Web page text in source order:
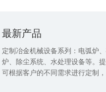
最新产品
定制冶金机械设备系列：电弧炉
炉、除尘系统、水处理设备等。
可根据客户的不同需求进行定制